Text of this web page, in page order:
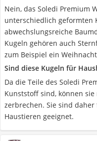
Nein, das Soledi Premium
unterschiedlich geformten
abwechslungsreiche
Kugeln gehören auch
zum Beispiel ein
Sind diese Kugeln für
Da die Teile des Soledi
Kunststoff sind, können
zerbrechen. Sie sind
Haustieren geeignet.